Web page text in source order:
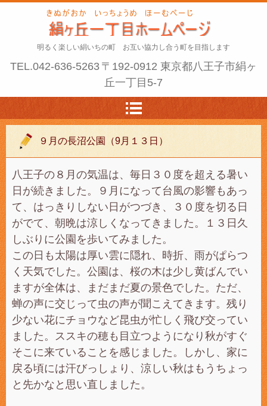
明るく楽しい絹いちの町 お互い協力し合う町を目指します
TEL.042-636-5263 〒192-0912 東京都八王子市絹ヶ
丘一丁目5-7
９月の長沼公園（9月１３日）
八王子の８月の気温は、毎日３０度を超える暑い
日が続きました。９月になって台風の影響もあっ
て、はっきりしない日がつづき、３０度を切る日
がでて、朝晩は涼しくなってきました。１３日久
しぶりに公園を歩いてみました。
この日も太陽は厚い雲に隠れ、時折、雨がぱらつ
く天気でした。公園は、桜の木は少し黄ばんでい
ますが全体は、まだまだ夏の景色でした。ただ、
蝉の声に交じって虫の声が聞こえてきます。残り
少ない花にチョウなど昆虫が忙しく飛び交ってい
ました。ススキの穂も目立つようになり秋がすぐ
そこに来ていることを感じました。しかし、家に
戻る頃には汗びっしょり、涼しい秋はもうちょっ
と先かなと思い直しました。